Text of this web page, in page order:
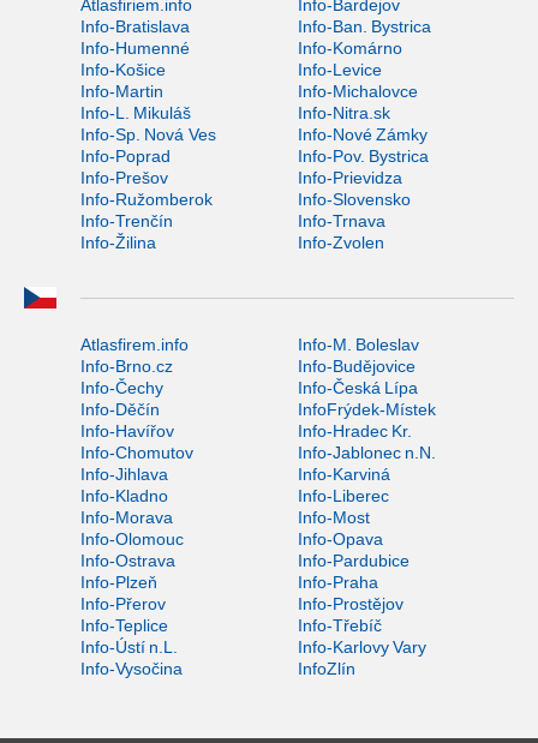
Atlasfiriem.info
Info-Bardejov
Info-Bratislava
Info-Ban. Bystrica
Info-Humenné
Info-Komárno
Info-Košice
Info-Levice
Info-Martin
Info-Michalovce
Info-L. Mikuláš
Info-Nitra.sk
Info-Sp. Nová Ves
Info-Nové Zámky
Info-Poprad
Info-Pov. Bystrica
Info-Prešov
Info-Prievidza
Info-Ružomberok
Info-Slovensko
Info-Trenčín
Info-Trnava
Info-Žilina
Info-Zvolen
Atlasfirem.info
Info-M. Boleslav
Info-Brno.cz
Info-Budějovice
Info-Čechy
Info-Česká Lípa
Info-Děčín
InfoFrýdek-Místek
Info-Havířov
Info-Hradec Kr.
Info-Chomutov
Info-Jablonec n.N.
Info-Jihlava
Info-Karviná
Info-Kladno
Info-Liberec
Info-Morava
Info-Most
Info-Olomouc
Info-Opava
Info-Ostrava
Info-Pardubice
Info-Plzeň
Info-Praha
Info-Přerov
Info-Prostějov
Info-Teplice
Info-Třebíč
Info-Ústí n.L.
Info-Karlovy Vary
Info-Vysočina
InfoZlín